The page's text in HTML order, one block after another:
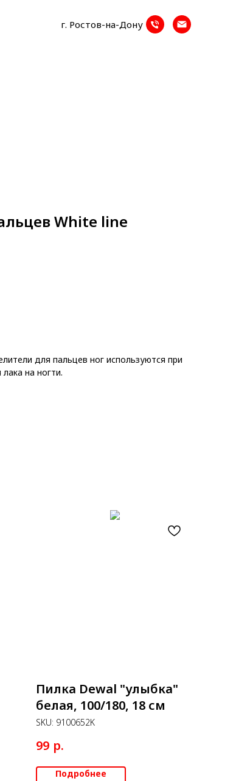
г. Ростов-на-Дону
White line
для пальцев ног используются при
на ногти.
Пилка Dewal "улыбка"
белая, 100/180, 18 см
SKU: 9100652K
99 р.
Подробнее